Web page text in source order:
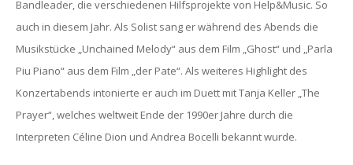
Bandleader, die verschiedenen Hilfsprojekte von Help&Music. So
auch in diesem Jahr. Als Solist sang er während des Abends die
Musikstücke „Unchained Melody“ aus dem Film „Ghost“ und „Parla
Piu Piano“ aus dem Film „der Pate“. Als weiteres Highlight des
Konzertabends intonierte er auch im Duett mit Tanja Keller „The
Prayer“, welches weltweit Ende der 1990er Jahre durch die
Interpreten Céline Dion und Andrea Bocelli bekannt wurde.